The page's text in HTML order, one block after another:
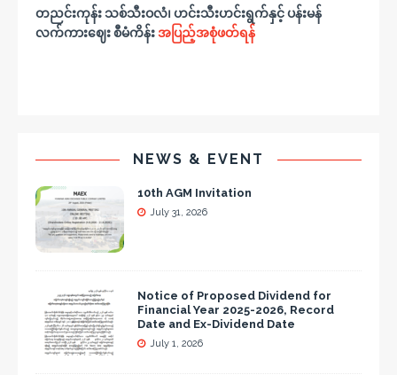
တညင်းကုန်း သစ်သီးဝလံ၊ ဟင်းသီးဟင်းရွက်နှင့် ပန်းမန်
လက်ကားဈေး စီမံကိန်းအပြည့်အစုံဖတ်ရန်
NEWS & EVENT
10th AGM Invitation
July 31, 2026
Notice of Proposed Dividend for
Financial Year 2025-2026, Record
Date and Ex-Dividend Date
July 1, 2026